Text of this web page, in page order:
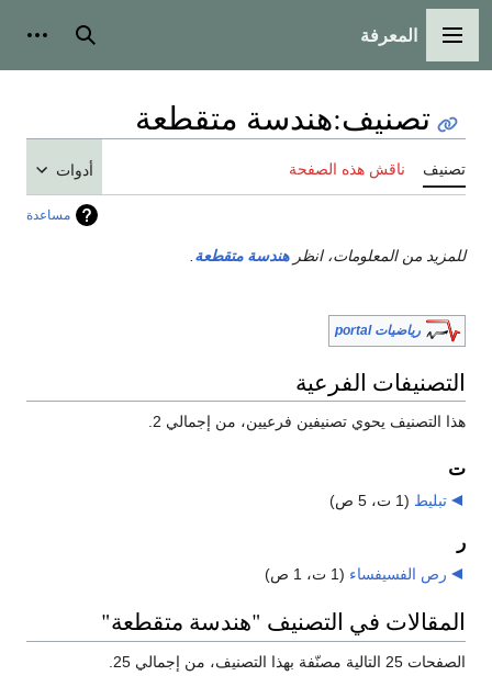
القائمة الرئيسية
المعرفة بحث
تصنيف:هندسة متقطعة
تصنيف ناقش هذه الصفحة أدوات
مساعدة
للمزيد من المعلومات، انظرهندسة متقطعة
رياضيات portal
التصنيفات الفرعية
هذا التصنيف يحوي تصنيفين فرعيين، من إجمالي 2.
ت
تبليط (1 ت، 5 ص)
ر
رص الفسيفساء (1 ت، 1 ص)
المقالات في التصنيف "هندسة متقطعة"
الصفحات 25 التالية مصنّفة بهذا التصنيف، من إجمالي 25.